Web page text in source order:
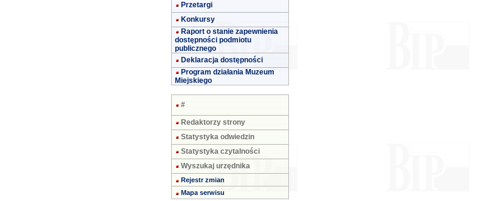
Przetargi
Konkursy
Raport o stanie zapewnienia
dostępności podmiotu
publicznego
Deklaracja dostępności
Program działania Muzeum
Miejskiego
#
Redaktorzy strony
Statystyka odwiedzin
Statystyka czytalności
Wyszukaj urzędnika
Rejestr zmian
Mapa serwisu